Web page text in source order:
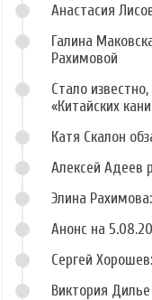
Анастасия
Галина
Рахимовой
Стало
«Китайских
Катя Скалон
Алексей Адеев
Элина
Анонс на
Сергей
Виктория